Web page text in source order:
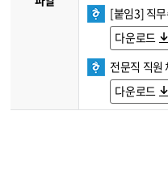
[붙임3] 직
다운로드
전문직 직
다운로드